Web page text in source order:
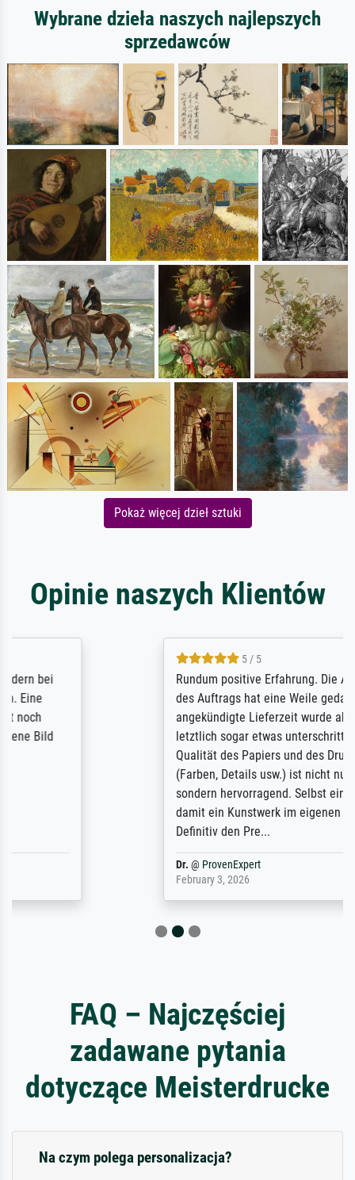
Wybrane dzieła naszych najlepszych
sprzedawców
Pokaż więcej dzieł sztuki
Opinie naszych Klientów
Rundum positive Erfahrung. Die Ausführung
des Auftrags hat eine Weile gedauert, die
angekündigte Lieferzeit wurde aber
letztlich sogar etwas unterschritten. Die
Qualität des Papiers und des Drucks
(Farben, Details usw.) ist nicht nur gut,
sondern hervorragend. Selbst ein Druck ist
damit ein Kunstwerk im eigenen Sinne.
FAQ – Najczęściej
zadawane pytania
dotyczące Meisterdrucke
Na czym polega personalizacja?